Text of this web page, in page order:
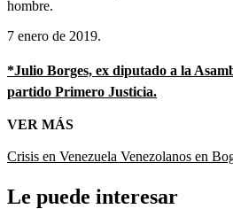
hombre.
7 enero de 2019.
*Julio Borges, ex diputado a la
partido Primero Justicia.
VER MÁS
Crisis en Venezuela Venezolanos en
Le puede interesar